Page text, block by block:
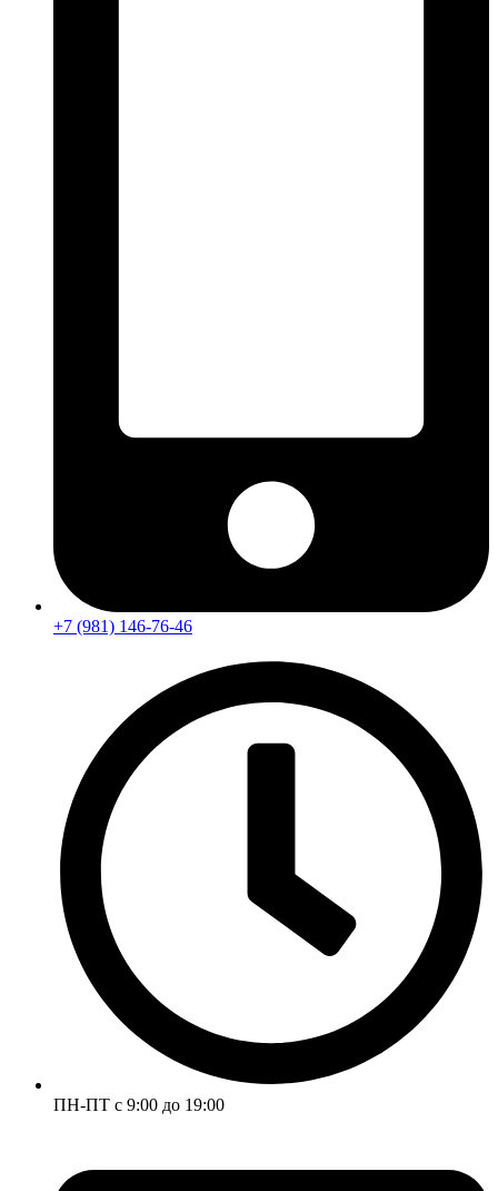
+7 (981) 146-76-46
ПН-ПТ с 9:00 до 19:00